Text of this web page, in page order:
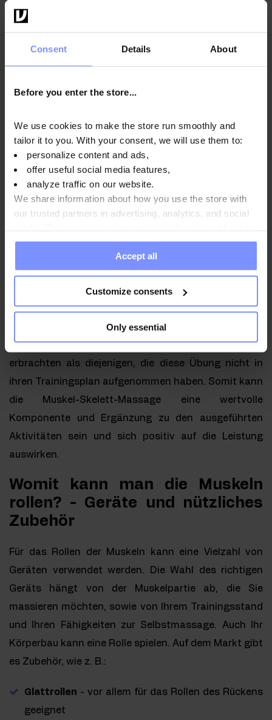
Consent Details About
Before you enter the store...
We use cookies to make the store run smoothly and
tailor it to you. With your consent, we will use them to:
personalize content and ads,
offer useful social media features,
analyze traffic on our website.
We share information about how you use the store with
our trusted partners in advertising, analytics, and social
information you have provided to them or that they have
collected when you use their services. Do you agree?
Accept all
Customize consents
Only essential
langsam, ruhig und sanft erfolgen. Bei einer Massage
nach dem Sport sollte man sich speziell auf die
aus Rollen und statischem Dehnen kann ebenfalls
eine gute Option sein.
Das Muskelrollen kann auch als separate
Trainingseinheit eingesetzt werden - In diesem Fall
sowie Dehnungselemente einzubauen, um die
Muskeln zu stärken, ihre Beweglichkeit zu erhöhen
und die Regeneration zu beschleunigen.
Frühere Untersuchungen haben gezeigt, dass
Sportler, die vor der körperlichen Betätigung
Rollübungen gemacht haben, bessere Leistungen
erbrachten als diejenigen, die diese Übung nicht in
ihren Trainingsplan aufgenommen haben. Somit kann
die Muskel-Skelett-Massage eine wertvolle
Komponente und Ergänzung zu den ausgeführten
Aktivitäten sein und sich positiv auf die Leistung
auswirken.
Womit kann man die Muskeln
rollen? - Geräte und nützliches
Zubehör
Für das Rollen der Muskeln kann eine Vielzahl von
Geräten verwendet werden. Die Wahl des richtigen
Geräts hängt von der Muskelpartie ab, die Sie
massieren möchten, sowie von Ihrem Trainingsstand
und Ihren Fähigkeiten zur Selbstmassage. Auch Ihr
Körperbau kann eine Rolle spielen. Auf dem Markt gibt
es Zubehör, wie z. B.:
Glattrollen - vor allem für das Rollen des Rückens
geeignet